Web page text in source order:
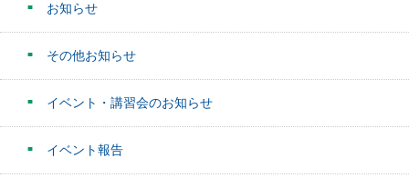
お知らせ
その他お知らせ
イベント・講習会のお知らせ
イベント報告